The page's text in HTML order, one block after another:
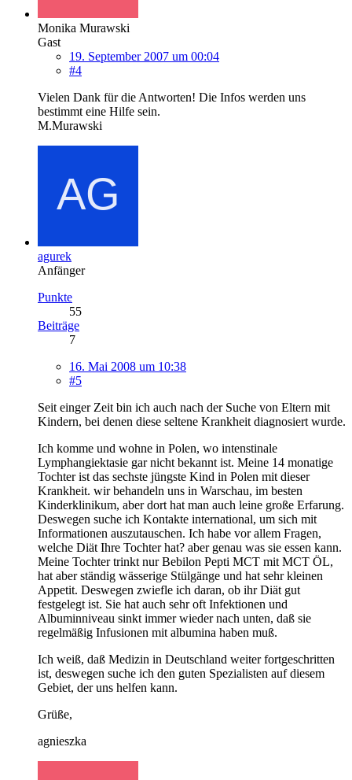
Monika Murawski
Gast
19. September 2007 um 00:04
#4
Vielen Dank für die Antworten! Die Infos werden uns
bestimmt eine Hilfe sein.
M.Murawski
agurek
Anfänger
Punkte
55
Beiträge
7
16. Mai 2008 um 10:38
#5
Seit einger Zeit bin ich auch nach der Suche von Eltern mit
Kindern, bei denen diese seltene Krankheit diagnosiert wurde.
Ich komme und wohne in Polen, wo intenstinale
Lymphangiektasie gar nicht bekannt ist. Meine 14 monatige
Tochter ist das sechste jüngste Kind in Polen mit dieser
Krankheit. wir behandeln uns in Warschau, im besten
Kinderklinikum, aber dort hat man auch leine große Erfarung.
Deswegen suche ich Kontakte international, um sich mit
Informationen auszutauschen. Ich habe vor allem Fragen,
welche Diät Ihre Tochter hat? aber genau was sie essen kann.
Meine Tochter trinkt nur Bebilon Pepti MCT mit MCT ÖL,
hat aber ständig wässerige Stülgänge und hat sehr kleinen
Appetit. Deswegen zwiefle ich daran, ob ihr Diät gut
festgelegt ist. Sie hat auch sehr oft Infektionen und
Albuminniveau sinkt immer wieder nach unten, daß sie
regelmäßig Infusionen mit albumina haben muß.
Ich weiß, daß Medizin in Deutschland weiter fortgeschritten
ist, deswegen suche ich den guten Spezialisten auf diesem
Gebiet, der uns helfen kann.
Grüße,
agnieszka